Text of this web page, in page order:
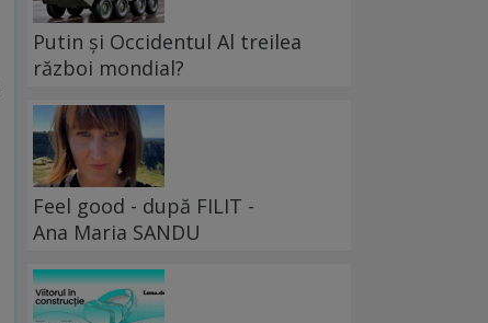
Putin și Occidentul Al treilea
război mondial?
Feel good - după FILIT -
Ana Maria SANDU